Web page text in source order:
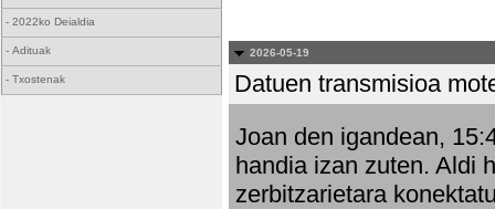
- 2022ko Deialdia
- Adituak
- Txostenak
2026-05-19
Datuen transmisioa
Joan den igandean,
handia izan zuten. Aldi
zerbitzarietara